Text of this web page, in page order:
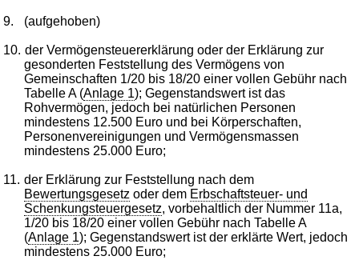
9. (aufgehoben)
10. der Vermögensteuererklärung oder der Erklärung zur
gesonderten Feststellung des Vermögens von
Gemeinschaften 1/20 bis 18/20 einer vollen Gebühr nach
Tabelle A (Anlage 1); Gegenstandswert ist das
Rohvermögen, jedoch bei natürlichen Personen
mindestens 12.500 Euro und bei Körperschaften,
Personenvereinigungen und Vermögensmassen
mindestens 25.000 Euro;
11. der Erklärung zur Feststellung nach dem
Bewertungsgesetz oder dem Erbschaftsteuer- und
Schenkungsteuergesetz, vorbehaltlich der Nummer 11a,
1/20 bis 18/20 einer vollen Gebühr nach Tabelle A
(Anlage 1); Gegenstandswert ist der erklärte Wert, jedoch
mindestens 25.000 Euro;